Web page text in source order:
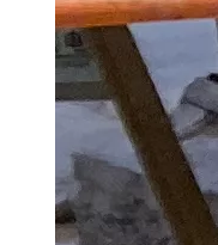
qualidade muito
1400/2720mm,